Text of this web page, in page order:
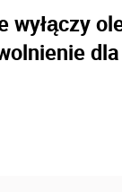
wyłączy